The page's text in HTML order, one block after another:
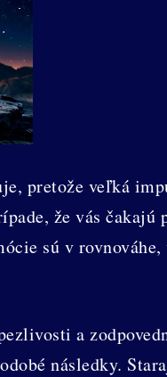
pretože veľká
že vás čakajú
sú v rovnováhe,
a
následky.